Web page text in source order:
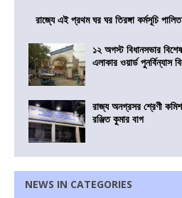
রাজ্যে এই প্রথম ঘর ঘর তিরঙ্গা কর্মসূচি
১২ অগস্ট বিধানসভার
এলাকার ওয়ার্ড পুনর্বিন্যাস
রাজ্য অনগ্রসর শ্রেণী
রঞ্জিত কুমার বাগ
NEWS IN CATEGORIES